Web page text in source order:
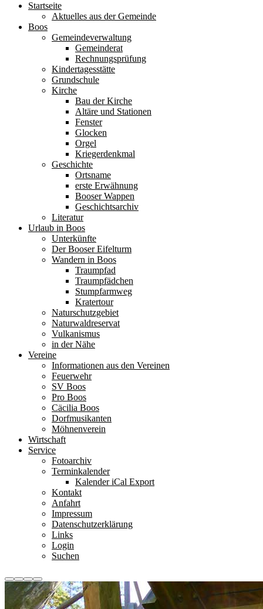
Startseite
Aktuelles aus der Gemeinde
Boos
Gemeindeverwaltung
Gemeinderat
Rechnungsprüfung
Kindertagesstätte
Grundschule
Kirche
Bau der Kirche
Altäre und Stationen
Fenster
Glocken
Orgel
Kriegerdenkmal
Geschichte
Ortsname
erste Erwähnung
Booser Wappen
Geschichtsarchiv
Literatur
Urlaub in Boos
Unterkünfte
Der Booser Eifelturm
Wandern in Boos
Traumpfad
Traumpfädchen
Stumpfarmweg
Kratertour
Naturschutzgebiet
Naturwaldreservat
Vulkanismus
in der Nähe
Vereine
Informationen aus den Vereinen
Feuerwehr
SV Boos
Pro Boos
Cäcilia Boos
Dorfmusikanten
Möhnenverein
Wirtschaft
Service
Fotoarchiv
Terminkalender
Kalender iCal Export
Kontakt
Anfahrt
Impressum
Datenschutzerklärung
Links
Login
Suchen